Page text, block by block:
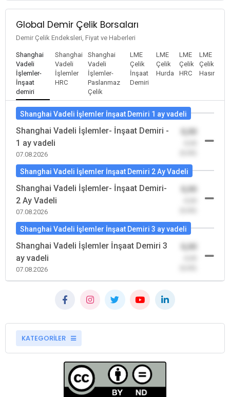
Global Demir Çelik Borsaları
Demir Çelik Endeksleri, Fiyat ve Haberleri
Shanghai
Vadeli
İşlemler-
İnşaat
demiri
Shanghai
Vadeli
İşlemler
HRC
Shanghai
Vadeli
İşlemler-
Paslanmaz
Çelik
LME
Çelik
İnşaat
Demiri
LME
Çelik
Hurda
LME
Çelik
HRC
LME
Çelik
Hasır
Shanghai Vadeli İşlemler İnşaat Demiri 1 ay vadeli
Shanghai Vadeli İşlemler- İnşaat Demiri -
1 ay vadeli
07.08.2026
Shanghai Vadeli İşlemler İnşaat Demiri 2 Ay Vadeli
Shanghai Vadeli İşlemler- İnşaat Demiri-
2 Ay Vadeli
07.08.2026
Shanghai Vadeli İşlemler İnşaat Demiri 3 ay vadeli
Shanghai Vadeli İşlemler İnşaat Demiri 3
ay vadeli
07.08.2026
KATEGORİLER